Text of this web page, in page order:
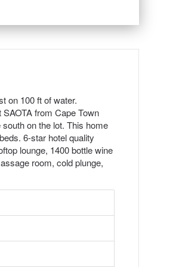
on 100 ft of water.
from Cape Town
on the lot. This home
6-star hotel quality
lounge, 1400 bottle wine
room, cold plunge,